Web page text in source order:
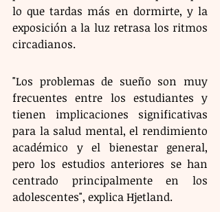
lo que tardas más en dormirte, y la
exposición a la luz retrasa los ritmos
circadianos.
"Los problemas de sueño son muy
frecuentes entre los estudiantes y
tienen implicaciones significativas
para la salud mental, el rendimiento
académico y el bienestar general,
pero los estudios anteriores se han
centrado principalmente en los
adolescentes", explica Hjetland.